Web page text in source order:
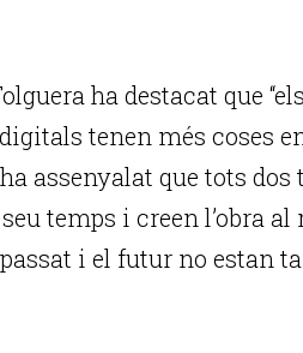
ha destacat que
tenen més coses
assenyalat que tots dos
temps i creen l’obra
i el futur no estan